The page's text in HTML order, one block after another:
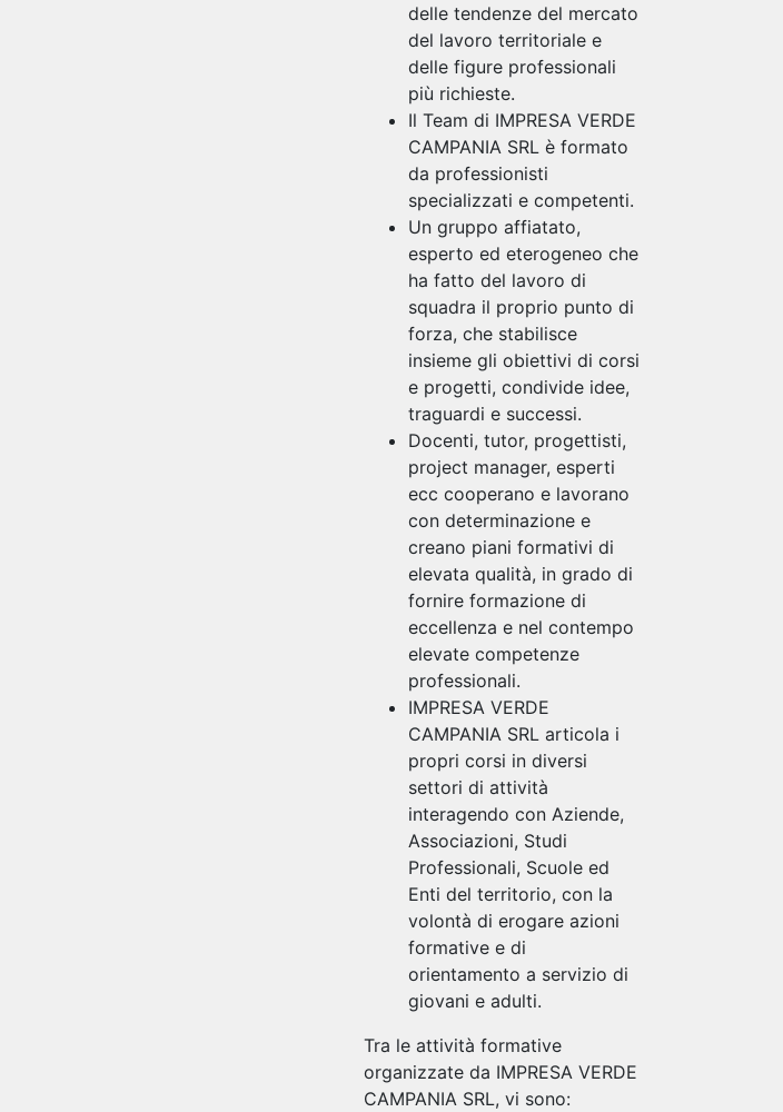
delle tendenze del mercato
del lavoro territoriale e
delle figure professionali
più richieste.
Il Team di IMPRESA VERDE
CAMPANIA SRL è formato
da professionisti
specializzati e competenti.
Un gruppo affiatato,
esperto ed eterogeneo che
ha fatto del lavoro di
squadra il proprio punto di
forza, che stabilisce
insieme gli obiettivi di corsi
e progetti, condivide idee,
traguardi e successi.
Docenti, tutor, progettisti,
project manager, esperti
ecc cooperano e lavorano
con determinazione e
creano piani formativi di
elevata qualità, in grado di
fornire formazione di
eccellenza e nel contempo
elevate competenze
professionali.
IMPRESA VERDE
CAMPANIA SRL articola i
propri corsi in diversi
settori di attività
interagendo con Aziende,
Associazioni, Studi
Professionali, Scuole ed
Enti del territorio, con la
volontà di erogare azioni
formative e di
orientamento a servizio di
giovani e adulti.
Tra le attività formative
organizzate da IMPRESA VERDE
CAMPANIA SRL, vi sono: